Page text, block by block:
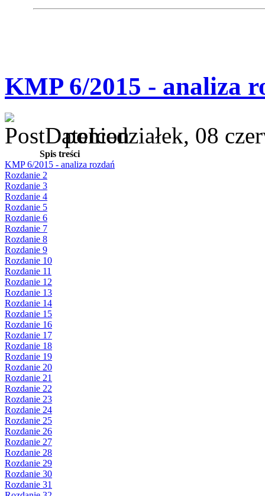
KMP 6/2015 - analiza
poniedziałek, 08
Spis treści
KMP 6/2015 - analiza rozdań
Rozdanie 2
Rozdanie 3
Rozdanie 4
Rozdanie 5
Rozdanie 6
Rozdanie 7
Rozdanie 8
Rozdanie 9
Rozdanie 10
Rozdanie 11
Rozdanie 12
Rozdanie 13
Rozdanie 14
Rozdanie 15
Rozdanie 16
Rozdanie 17
Rozdanie 18
Rozdanie 19
Rozdanie 20
Rozdanie 21
Rozdanie 22
Rozdanie 23
Rozdanie 24
Rozdanie 25
Rozdanie 26
Rozdanie 27
Rozdanie 28
Rozdanie 29
Rozdanie 30
Rozdanie 31